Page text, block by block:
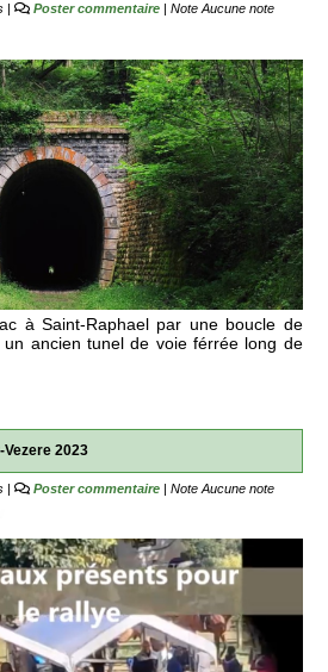
| Poster commentaire | NoteAucune note
à Saint-Raphael par une boucle de
ancien tunel de voie férrée long de
2023
| Poster commentaire | NoteAucune note